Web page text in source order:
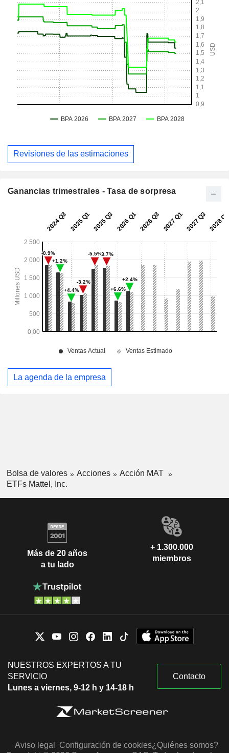
Revisiones de las estimaciones
Ganancias trimestrales - Tasa de sorpresa
La agenda de la empresa
Bolsa de valores Acciones
Acción MAT
ETFs Mattel, Inc.
Más de 20 años
a tu lado
+ 1.300.000
miembros
NUESTROS EXPERTOS A TU
SERVICIO
Lunes a viernes, 9-12 h y 14-18 h
Contacto
Aviso legal Configuración de cookies¿Quiénes somos?